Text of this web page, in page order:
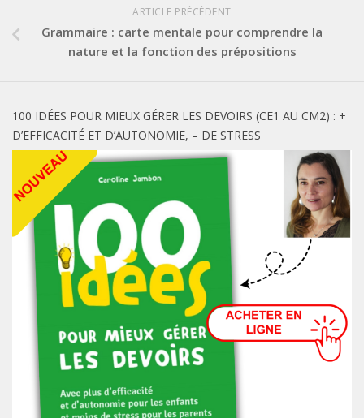
ARTICLE PRÉCÉDENT
Grammaire : carte mentale pour comprendre la
nature et la fonction des prépositions
100 IDÉES POUR MIEUX GÉRER LES DEVOIRS (CE1 AU CM2) : +
D’EFFICACITÉ ET D’AUTONOMIE, – DE STRESS